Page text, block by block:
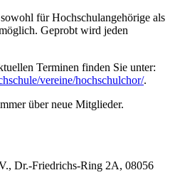
für Hochschulangehörige als
Geprobt wird jeden
Terminen finden Sie unter:
vereine/hochschulchor/.
über neue Mitglieder.
Dr.-Friedrichs-Ring 2A, 08056